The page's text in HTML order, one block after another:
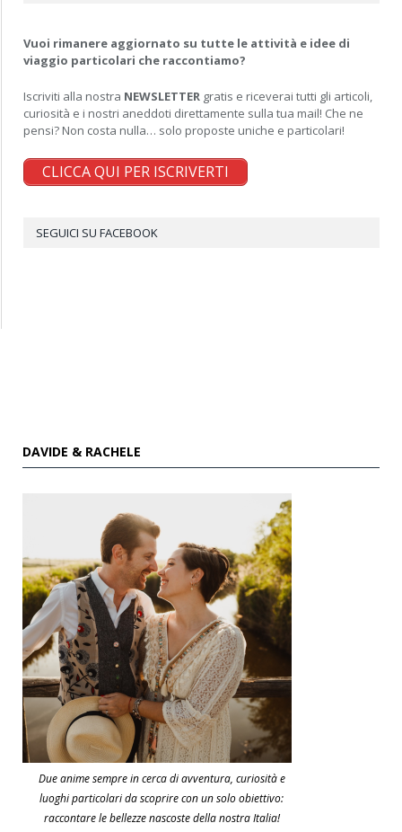
Vuoi rimanere aggiornato su tutte le attività e idee di
viaggio particolari che raccontiamo?
Iscriviti alla nostra NEWSLETTER gratis e riceverai tutti gli articoli,
curiosità e i nostri aneddoti direttamente sulla tua mail! Che ne
pensi? Non costa nulla… solo proposte uniche e particolari!
CLICCA QUI PER ISCRIVERTI
SEGUICI SU FACEBOOK
DAVIDE & RACHELE
Due anime sempre in cerca di avventura, curiosità e
luoghi particolari da scoprire con un solo obiettivo:
raccontare le bellezze nascoste della nostra Italia!